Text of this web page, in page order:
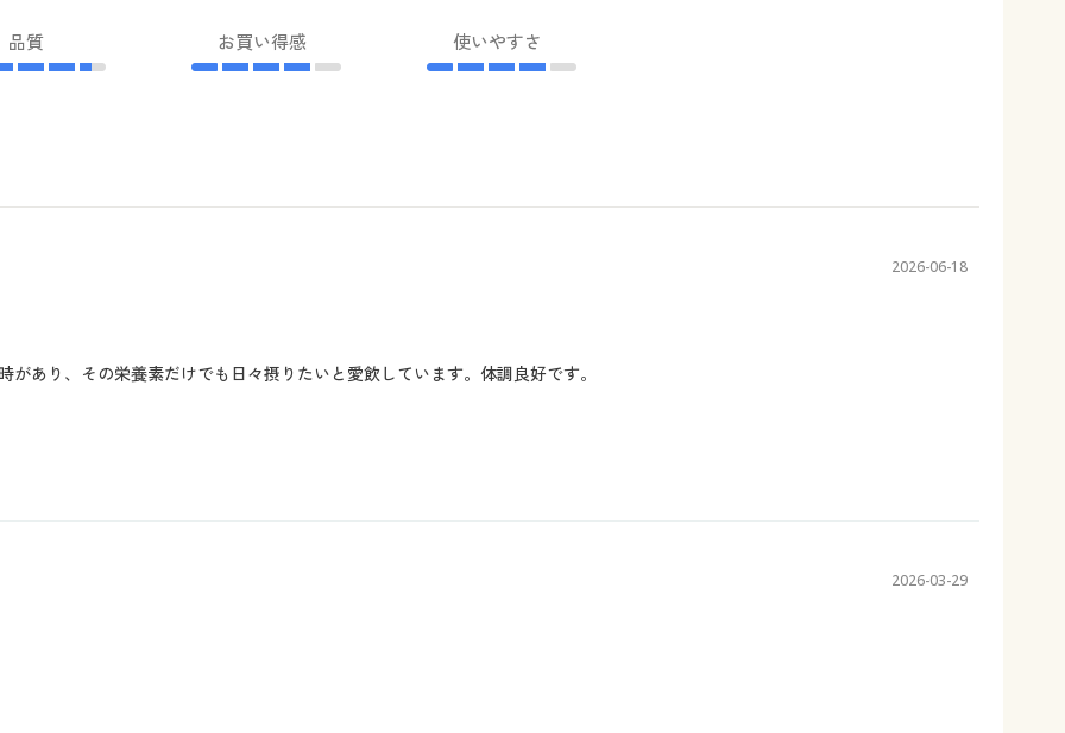
品質 お買い得感 使いやすさ
2026-06-18
あり、その栄養素だけでも日々摂りたいと愛飲しています。体調良好です。
2026-03-29